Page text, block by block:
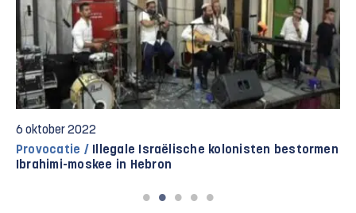
6 oktober 2022
Provocatie / Illegale Israëlische kolonisten bestormen
Ibrahimi-moskee in Hebron